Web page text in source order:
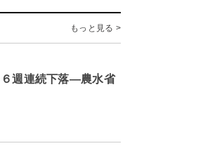
もっと見る >
週連続下落―農水省